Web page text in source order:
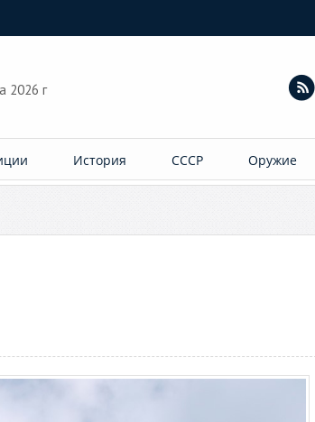
2026 г
История СССР Оружие